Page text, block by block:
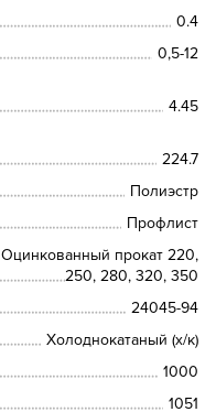
0.4
0,5-12
4.45
224.7
Полиэстр
Профлист
Оцинкованный прокат 220,
250, 280, 320, 350
24045-94
Холоднокатаный (х/к)
1000
1051